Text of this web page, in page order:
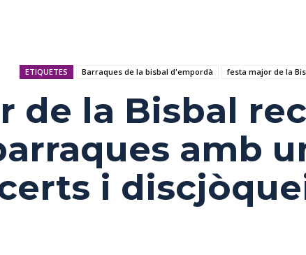
ETIQUETES Barraques de la bisbal d'empordà festa major de la
de la Bisbal
amb
i